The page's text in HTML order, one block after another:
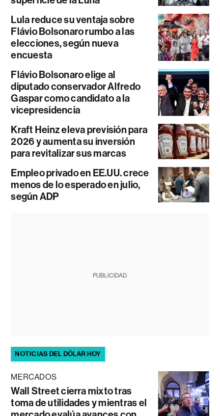
Lula reduce su ventaja sobre
Flávio Bolsonaro rumbo a las
elecciones, según nueva
encuesta
Flávio Bolsonaro elige al
diputado conservador Alfredo
Gaspar como candidato a la
vicepresidencia
Kraft Heinz eleva previsión para
2026 y aumenta su inversión
para revitalizar sus marcas
Empleo privado en EE.UU. crece
menos de lo esperado en julio,
según ADP
PUBLICIDAD
NOTICIAS DEL DÓLAR HOY
MERCADOS
Wall Street cierra mixto tras
toma de utilidades y mientras el